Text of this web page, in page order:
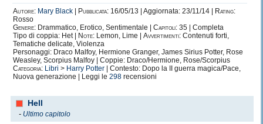
Autore: Mary Black Pubblicata: 16/05/13 | Aggiornata: 23/11/14 |
Rating:
Rosso
Genere: Drammatico, Erotico, Sentimentale | Capitoli: 35 | Completa
Tipo di coppia: Het |
Note: Lemon, Lime | Avvertimenti: Contenuti forti,
Tematiche delicate, Violenza
Personaggi: Draco Malfoy, Hermione Granger, James Sirius Potter, Rose
Weasley, Scorpius Malfoy | Coppie: Draco/Hermione, Rose/Scorpius
Categoria: Libri > Harry Potter | Contesto: Dopo la II guerra magica/Pace,
Nuova generazione | Leggi le 298 recensioni
Hell
- Ultimo capitolo